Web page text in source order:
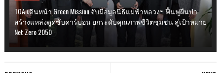
TOA เดินหน้า Green Mission จับมือมูลนิธิแม่ฟ้าหลวงฯ ฟื้นฟูผืนป่า
สร้างแหล่งดูดซับคาร์บอน ยกระดับคุณภาพชีวิตชุมชน สู่เป้าหมาย
Net Zero 2050